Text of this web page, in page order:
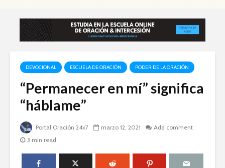
DEVOCIONAL ESCUELA DE ORACIÓN PODER DE LA ORACIÓN
“Permanecer en mí” significa
“háblame”
Portal Oración 24x7 marzo 12, 2021
Add comment
3 min read